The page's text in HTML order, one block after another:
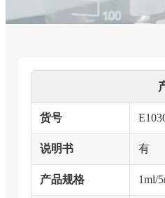
货号
说明书 有
产品规格 1ml/